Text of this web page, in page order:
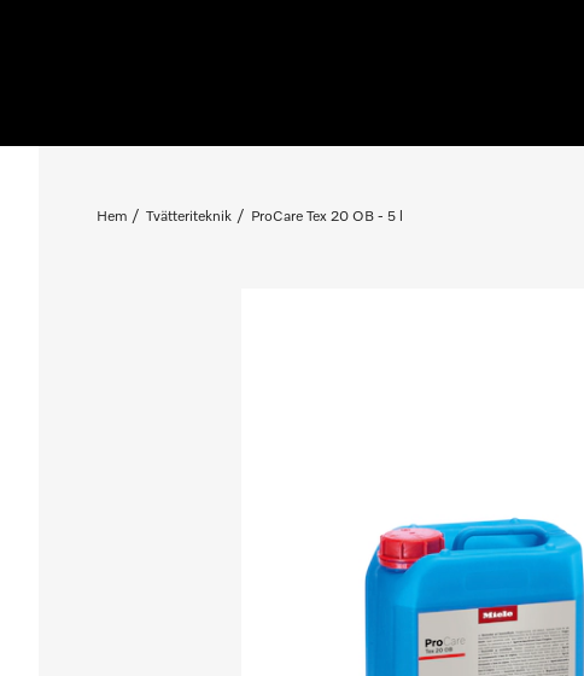
Hem Tvätteriteknik ProCare Tex 20 OB - 5 l